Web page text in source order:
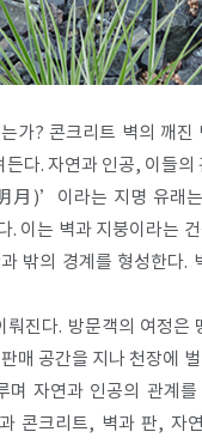
가? 콘크리트 벽의 깨
다. 자연과 인공, 이들
)’이라는 지명 유래
이는 벽과 지붕이라는
밖의 경계를 형성한다
진다. 방문객의 여정
매 공간을 지나 천장에
자연과 인공의 관계
콘크리트, 벽과 판, 자